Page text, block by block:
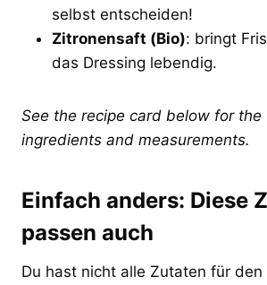
selbst entscheiden!
Zitronensaft (Bio): bringt
das Dressing lebendig.
See the recipe card below for
ingredients and measurements.
Einfach anders: Diese
passen auch
Du hast nicht alle Zutaten für den